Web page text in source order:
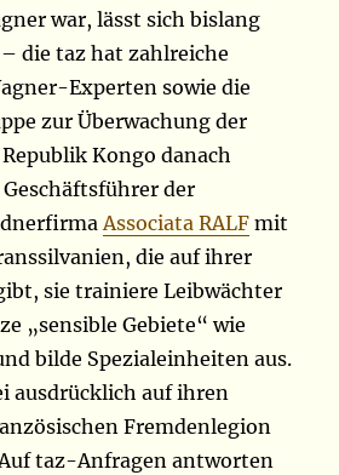
war, lässt sich bislang
die taz hat zahlreiche
Experten sowie die
zur Überwachung der
Kongo danach
der
Associata RALF mit
die auf ihrer
sie trainiere Leibwächter
„sensible Gebiete“ wie
bilde Spezialeinheiten aus.
ausdrücklich auf ihren
Fremdenlegion
taz-Anfragen antworten